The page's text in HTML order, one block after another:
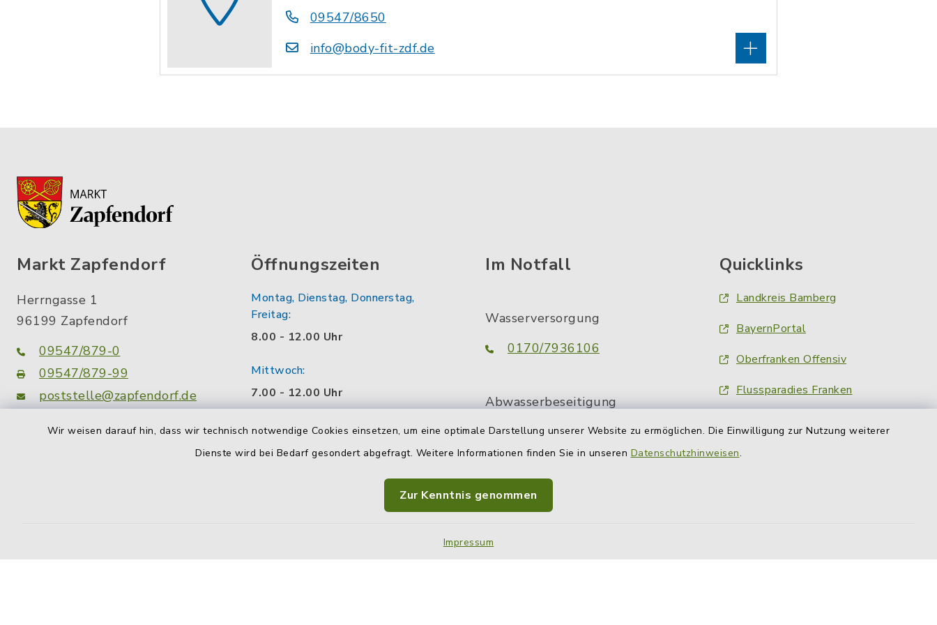
Wir weisen darauf hin, dass wir technisch notwendige Cookies einsetzen, um eine optimale Darstellung unserer Website zu ermöglichen. Die Einwilligung zur Nutzung weiterer
Dienste wird bei Bedarf gesondert abgefragt. Weitere Informationen finden Sie in unseren Datenschutzhinweisen.
Zur Kenntnis genommen
Impressum
09547/8650
info@body-fit-zdf.de
Markt Zapfendorf
Herrngasse 1
96199 Zapfendorf
09547/879-0
09547/879-99
poststelle@zapfendorf.de
Öffnungszeiten
Montag, Dienstag, Donnerstag,
Freitag:
8.00 - 12.00 Uhr
Mittwoch:
7.00 - 12.00 Uhr
Montag zusätzlich:
14.00 - 18.00 Uhr
Wir sind auch außerhalb dieser
Zeiten für Sie da. Vereinbaren Sie
gerne einen persönlichen
Im Notfall
Wasserversorgung
0170/7936106
Abwasserbeseitigung
0160/3051302
Quicklinks
Landkreis Bamberg
BayernPortal
Oberfranken Offensiv
Flussparadies Franken
Nachrichten am Ort